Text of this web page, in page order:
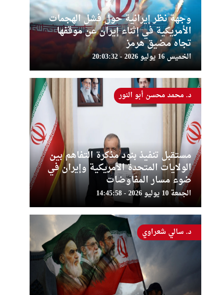
وجهة نظر إيرانية حول فشل الهجمات
الأمريكية في إثناء إيران عن موقفها
تجاه مضيق هرمز
الخميس 16 يوليو 2026 - 20:03:32
مستقبل تنفيذ بنود مذكرة التفاهم بين
الولايات المتحدة الأمريكية وإيران في
ضوء مسار المفاوضات
الجمعة 10 يوليو 2026 - 14:45:58
د. محمد محسن أبو النور
د. سالي شعراوي